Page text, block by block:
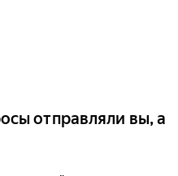
отправляли вы, а